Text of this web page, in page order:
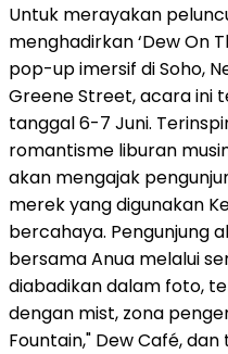
Untuk merayakan
menghadirkan ‘Dew On
pop-up imersif di Soho,
Greene Street, acara ini
tanggal 6-7 Juni.
romantisme liburan
akan mengajak
merek yang digunakan
bercahaya. Pengunjung
bersama Anua melalui
diabadikan dalam foto,
dengan mist, zona
Fountain," Dew Café, dan